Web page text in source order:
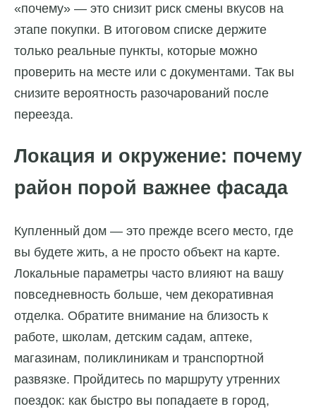
«почему» — это снизит риск смены вкусов на
этапе покупки. В итоговом списке держите
только реальные пункты, которые можно
проверить на месте или с документами. Так вы
снизите вероятность разочарований после
переезда.
Локация и окружение: почему
район порой важнее фасада
Купленный дом — это прежде всего место, где
вы будете жить, а не просто объект на карте.
Локальные параметры часто влияют на вашу
повседневность больше, чем декоративная
отделка. Обратите внимание на близость к
работе, школам, детским садам, аптеке,
магазинам, поликлиникам и транспортной
развязке. Пройдитесь по маршруту утренних
поездок: как быстро вы попадаете в город,